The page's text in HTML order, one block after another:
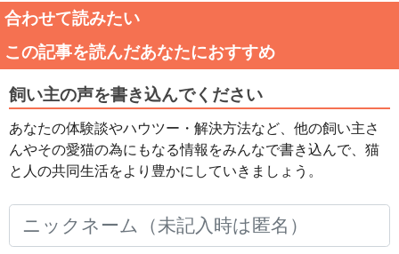
合わせて読みたい
この記事を読んだあなたにおすすめ
飼い主の声を書き込んでください
あなたの体験談やハウツー・解決方法など、他の飼い主さ
んやその愛猫の為にもなる情報をみんなで書き込んで、猫
と人の共同生活をより豊かにしていきましょう。